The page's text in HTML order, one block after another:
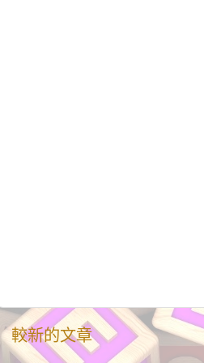
較新的文章